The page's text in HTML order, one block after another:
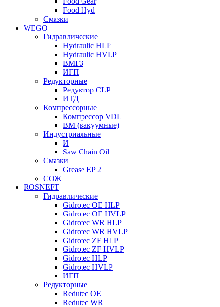
Food Hyd
Смазки
WEGO
Гидравлические
Hydraulic HLP
Hydraulic HVLP
ВМГЗ
ИГП
Редукторные
Редуктор CLP
ИТД
Компрессорные
Компрессор VDL
ВМ (вакуумные)
Индустриальные
И
Saw Chain Oil
Смазки
Grease EP 2
СОЖ
ROSNEFT
Гидравлические
Gidrotec OE HLP
Gidrotec OE HVLP
Gidrotec WR HLP
Gidrotec WR HVLP
Gidrotec ZF HLP
Gidrotec ZF HVLP
Gidrotec HLP
Gidrotec HVLP
ИГП
Редукторные
Redutec OE
Redutec WR